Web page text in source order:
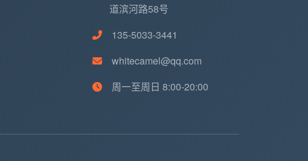
道滨河路58号
135-5033-3441
whitecamel@qq.com
周一至周日 8:00-20:00